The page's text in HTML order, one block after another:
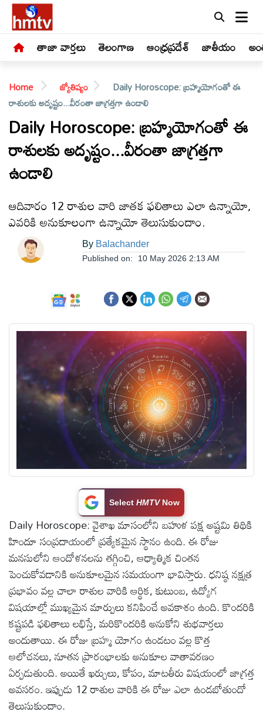
తాజా వార్తలు తెలంగాణ ఆంధ్రప్రదేశ్ జాతీయం
LIVE
తాజా
తెలంగాణ
జాతీయం
అంతర్జాతీయం
సినిమా
టెక్నాలజీ
స్పెషల్స్
కెరీర్ &
ఉద్యోగాలు
లైవ్
టీవి
వ్యవసాయం
Home జ్యోతిష్యం
Daily Horoscope: బ్రహ్మయోగంతో ఈ
రాశులకు అదృష్టం...వీరంతా జాగ్రత్తగా ఉండాలి
Daily Horoscope: బ్రహ్మయోగంతో ఈ
రాశులకు అదృష్టం...వీరంతా జాగ్రత్తగా
ఉండాలి
ఆదివారం 12 రాశుల వారి జాతక ఫలితాలు ఎలా ఉన్నాయో,
ఎవరికి అనుకూలంగా ఉన్నాయో తెలుసుకుందాం.
By Balachander
Published on: 10 May 2026 2:13 AM
Select HMTVNow
Daily Horoscope: వైశాఖ మాసంలోని బహుళ పక్ష అష్టమి తిథికి
హిందూ సంప్రదాయంలో ప్రత్యేకమైన స్థానం ఉంది. ఈ రోజు
మనసులోని ఆందోళనలను తగ్గించి, ఆధ్యాత్మిక చింతన
పెంచుకోవడానికి అనుకూలమైన సమయంగా భావిస్తారు. ధనిష్ఠ నక్షత్ర
ప్రభావం వల్ల చాలా రాశుల వారికి ఆర్థిక, కుటుంబ, ఉద్యోగ
విషయాల్లో ముఖ్యమైన మార్పులు కనిపించే అవకాశం ఉంది. కొందరికి
కష్టపడి ఫలితాలు లభిస్తే, మరికొందరికి అనుకోని శుభవార్తలు
అందుతాయి. ఈ రోజు బ్రహ్మ యోగం ఉండటం వల్ల కొత్త
ఆలోచనలు, నూతన ప్రారంభాలకు అనుకూల వాతావరణం
ఏర్పడుతుంది. అయితే ఖర్చులు, కోపం, మాటతీరు విషయంలో జాగ్రత్త
అవసరం. ఇప్పుడు 12 రాశుల వారికి ఈ రోజు ఎలా ఉండబోతుందో
తెలుసుకుందాం.